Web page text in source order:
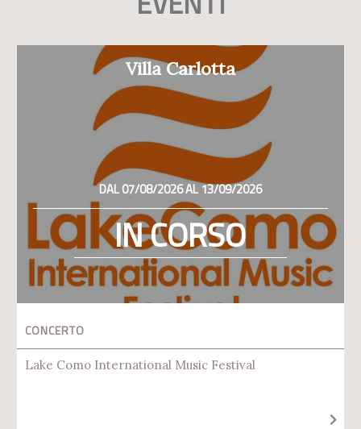
Villa Carlotta
DAL 07/08/2026 AL 13/09/2026
IN CORSO
CONCERTO
Lake Como International Music Festival